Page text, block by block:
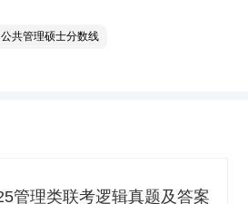
公共管理硕士分数线